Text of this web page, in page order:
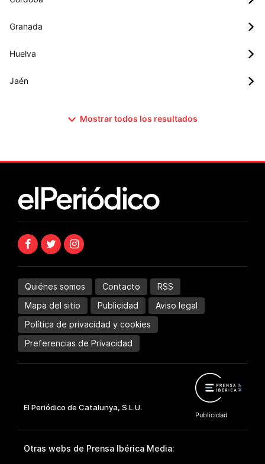
Granada
Huelva
Jaén
Mostrar todos los resultados
Quiénes somos Contacto
RSS
Mapa del sitio
Publicidad
Aviso legal
Política de privacidad y cookies
Preferencias de Privacidad
Otras webs de Prensa Ibérica Media: